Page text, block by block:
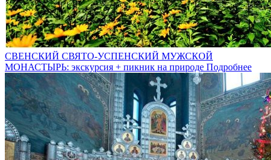
СВЕНСКИЙ СВЯТО-УСПЕНСКИЙ МУЖСКОЙ
МОНАСТЫРЬ: экскурсия + пикник на природе Подробнее